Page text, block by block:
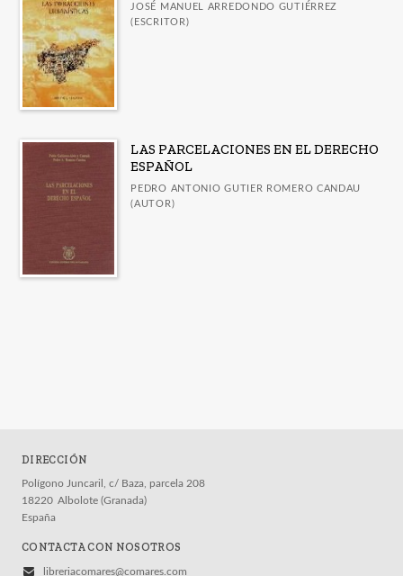
JOSÉ MANUEL ARREDONDO GUTIÉRREZ
(ESCRITOR)
LAS PARCELACIONES EN EL DERECHO
ESPAÑOL
PEDRO ANTONIO GUTIER ROMERO CANDAU
(AUTOR)
DIRECCIÓN
Polígono Juncaril, c/ Baza, parcela 208
18220 Albolote (Granada)
España
CONTACTA CON NOSOTROS
libreriacomares@comares.com